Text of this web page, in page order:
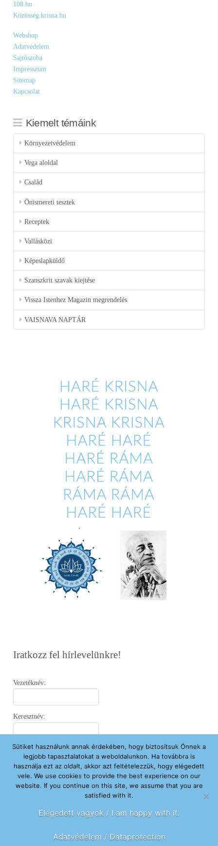
108.hu
Közösség.krisna.hu
Webshop
Adatvédelem
Sajtószoba
Impresszum
Sitemap
Kapcsolat
Kiemelt témáink
Környezetvédelem
Vega aloldal
Család
Önismereti tesztek
Receptek
Vallásközi
Képeslapküldő
Szanszkrit szavak kiejtése
Vissza Istenhez Magazin megrendelés
VAISNAVA NAPTÁR
Iratkozz fel hírlevelünkre!
Vezetéknév:
Keresztnév:
Email:
Elfogadom az Adatvédelmi Nyilatkozatot.
SEGÍTENÉK
Sütiket használunk annak érdekében, hogy biztosítsuk Önnek a
legjobb tapasztalatokat a weboldalunkon. Ha továbbra is
használja ezt az oldalt, akkor azt feltételezzük, hogy elégedett
vele. We use cookies to provide the best experience on our
website. If you continue on this site, we assume that you are
satisfied with it.
Elégedett vagyok / I am happy with it.
Adatvédelem / Dataprotection